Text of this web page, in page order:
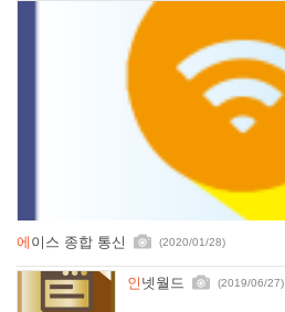
에이스 종합 통신 (2020/01/28)
인넷월드 (2019/06/27)